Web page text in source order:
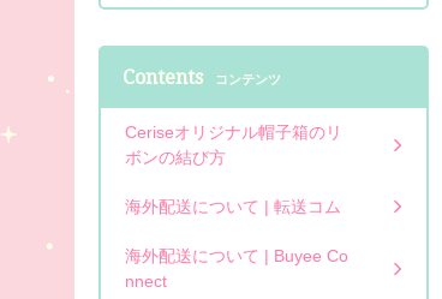
Contents コンテンツ
Ceriseオリジナル帽子箱のリ
ボンの結び方
海外配送について | 転送コム
海外配送について | Buyee Co
nnect